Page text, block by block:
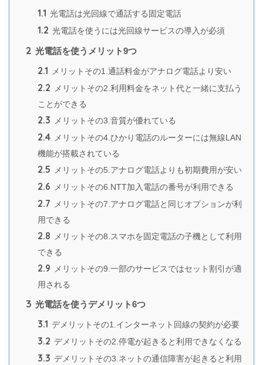
1.1 光電話は光回線で通話する固定電話
1.2 光電話を使うには光回線サービスの導入が必須
2 光電話を使うメリット9つ
2.1 メリットその1.通話料金がアナログ電話より安い
2.2
メリットその2.利用料金をネット代と一緒に支払う
ことができる
2.3 メリットその3.音質が優れている
2.4
メリットその4.ひかり電話のルーターには無線LAN
機能が搭載されている
2.5 メリットその5.アナログ電話よりも初期費用が安い
2.6 メリットその6.NTT加入電話の番号が利用できる
2.7
メリットその7.アナログ電話と同じオプションが利
用できる
2.8
メリットその8.スマホを固定電話の子機として利用
できる
2.9
メリットその9.一部のサービスではセット割引が適
用される
3 光電話を使うデメリット6つ
3.1 デメリットその1.インターネット回線の契約が必要
3.2 デメリットその2.停電が起きると利用できなくなる
3.3 デメリットその3.ネットの通信障害が起きると利用